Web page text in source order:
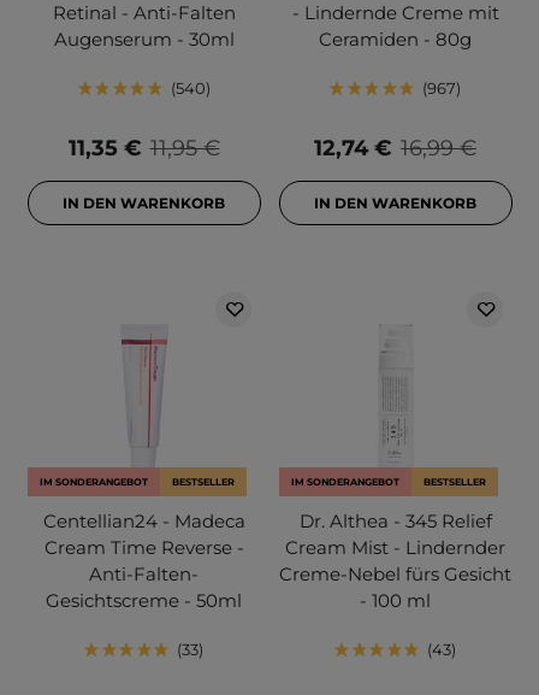
Retinal - Anti-Falten
Augenserum - 30ml
540
11,95 €
11,35 €
IN DEN WARENKORB
- Lindernde Creme mit
Ceramiden - 80g
967
16,99 €
12,74 €
IN DEN WARENKORB
IM SONDERANGEBOT BESTSELLER
Centellian24 - Madeca
Cream Time Reverse -
Anti-Falten-
Gesichtscreme - 50ml
33
IM SONDERANGEBOT BESTSELLER
Dr. Althea - 345 Relief
Cream Mist - Lindernder
Creme-Nebel fürs Gesicht
- 100 ml
43